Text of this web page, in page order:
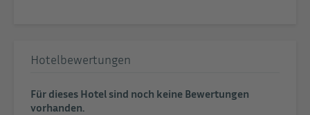
Hotelbewertungen
Für dieses Hotel sind noch keine Bewertungen
vorhanden.